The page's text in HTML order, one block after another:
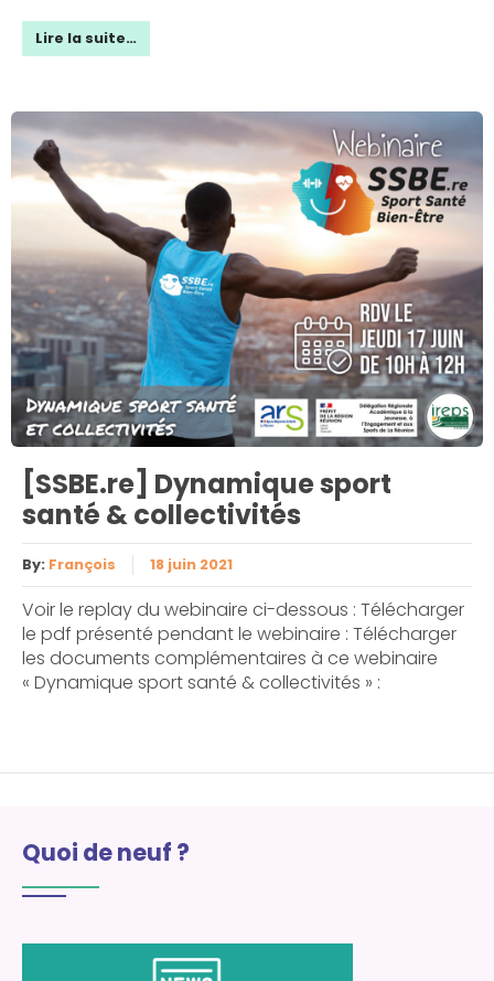
Lire la suite…
[SSBE.re] Dynamique sport
santé & collectivités
By: François 18 juin 2021
Voir le replay du webinaire ci-dessous : Télécharger
le pdf présenté pendant le webinaire : Télécharger
les documents complémentaires à ce webinaire
« Dynamique sport santé & collectivités » :
Quoi de neuf ?